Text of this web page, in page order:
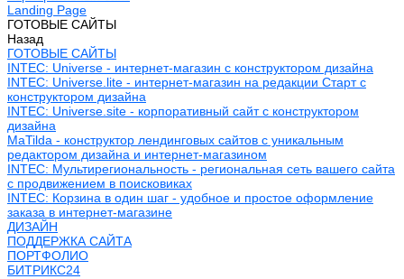
Landing Page
ГОТОВЫЕ САЙТЫ
Назад
ГОТОВЫЕ САЙТЫ
INTEC: Universe - интернет-магазин с конструктором дизайна
INTEC: Universe.lite - интернет-магазин на редакции Старт с
конструктором дизайна
INTEC: Universe.site - корпоративный сайт с конструктором
дизайна
MaTilda - конструктор лендинговых сайтов с уникальным
редактором дизайна и интернет-магазином
INTEC: Мультирегиональность - региональная сеть вашего сайта
с продвижением в поисковиках
INTEC: Корзина в один шаг - удобное и простое оформление
заказа в интернет-магазине
ДИЗАЙН
ПОДДЕРЖКА САЙТА
ПОРТФОЛИО
БИТРИКС24